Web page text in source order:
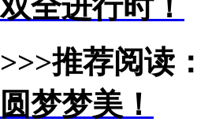
>>>推荐阅读：
圆梦梦美！